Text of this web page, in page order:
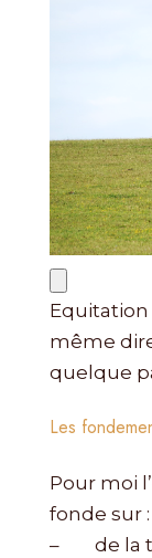
Equitation
même
quelque
Les
Pour moi
fonde sur :
– de la